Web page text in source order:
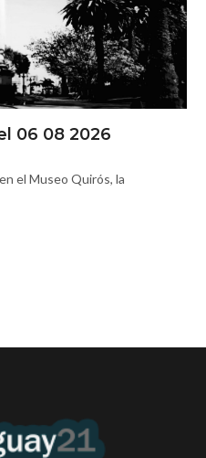
06 08 2026
el Museo Quirós, la